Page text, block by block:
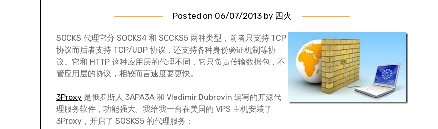
Posted on 06/07/2013by 四火
SOCKS 代理它分 SOCKS4 和 SOCKS5 两种类型，前者只支持 TCP
协议而后者支持 TCP/UDP 协议，还支持各种身份验证机制等协
议。它和 HTTP 这种应用层的代理不同，它只负责传输数据包，不
管应用层的协议，相较而言速度要更快。
3Proxy 是俄罗斯人 3APA3A 和 Vladimir Dubrovin 编写的开源代
理服务软件，功能强大。我给我一台在美国的 VPS 主机安装了
3Proxy，开启了 SOSKS5 的代理服务：